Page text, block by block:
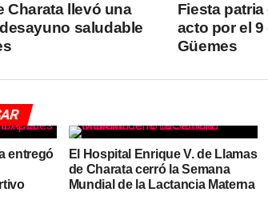
Fiesta patria
acto por el
Güemes
Charata llevó una
saludable
entregó
El Hospital Enrique V. de Llamas
de Charata cerró la Semana
Mundial de la Lactancia Materna